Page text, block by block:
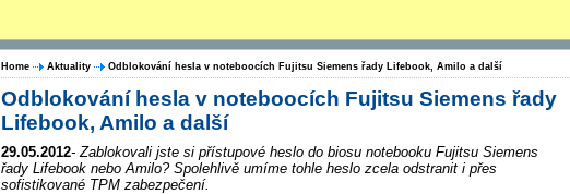
Home Aktuality Odblokování hesla v noteboocích Fujitsu Siemens řady Lifebook, Amilo a další
Odblokování hesla v noteboocích Fujitsu Siemens řady
Lifebook, Amilo a další
29.05.2012- Zablokovali jste si přístupové heslo do biosu notebooku Fujitsu Siemens
řady Lifebook nebo Amilo? Spolehlivě umíme tohle heslo zcela odstranit i přes
sofistikované TPM zabezpečení.